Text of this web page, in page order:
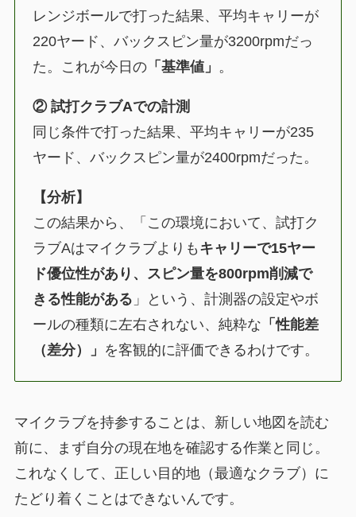
レンジボールで打った結果、平均キャリーが
220ヤード、バックスピン量が3200rpmだっ
た。これが今日の 「基準値」 。
② 試打クラブAでの計測
同じ条件で打った結果、平均キャリーが235
ヤード、バックスピン量が2400rpmだった。
【分析】
この結果から、「この環境において、試打ク
ラブAはマイクラブよりも キャリーで15ヤー
ド優位性があり、スピン量を800rpm削減で
きる性能がある 」という、計測器の設定やボ
ールの種類に左右されない、純粋な 「性能差
（差分）」 を客観的に評価できるわけです。
マイクラブを持参することは、新しい地図を読む
前に、まず自分の現在地を確認する作業と同じ。
これなくして、正しい目的地（最適なクラブ）に
たどり着くことはできないんです。